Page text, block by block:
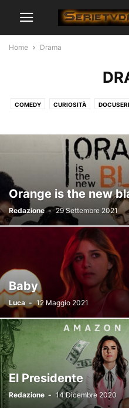
Home Drama
COMEDY CURIOSITÀ
ROMANTICO SERVIZI
Orange is the new
Redazione - 29 Settembre 2021
Baby
Luca - 12 Maggio 2021
El Presidente
Redazione - 14 Dicembre 2020